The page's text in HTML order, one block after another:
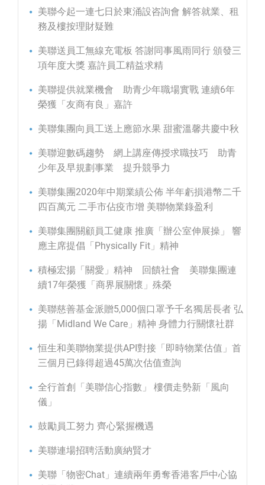
美聯今起一連七日於東涌設咨詢會 解答就業、租
務及樓按理財疑難
美聯送員工無線充電板 答謝同事風雨同行 頒發三
項年度大獎 嘉許員工精益求精
美聯提供就業機會 助青少年職場實戰 連續6年
榮獲「友商有良」嘉許
美聯集團向員工送上應節水果 甜蜜溫馨共慶中秋
美聯迎數碼趨勢 網上講座傳授求職技巧 助青
少年及早規劃事業 提升競爭力
美聯集團2020年中期業績公佈 半年虧損港幣二千
四百萬元 二手市佔疫市增 美聯物業錄盈利
美聯集團關顧員工健康 推廣「辦公室伸展操」 響
應主席提倡「Physically Fit」精神
積極宏揚「關愛」精神 回饋社會 美聯集團連
續17年榮獲「商界展關懷」殊榮
美聯慈善基金派贈5,000個口罩予千名獨居長者 弘
揚「Midland We Care」精神 身體力行關懷社群
恒生和美聯物業提供API對接「即時物業估值」首
三個月已錄得超過45萬次估值查詢
全行首創「美聯信心指數」 樓價走勢新「風向
儀」
鼓勵員工努力 齊心緊握機遇
美聯連場招聘活動廣納賢才
美聯「物密Chat」連續兩年勇奪香港客戶中心協